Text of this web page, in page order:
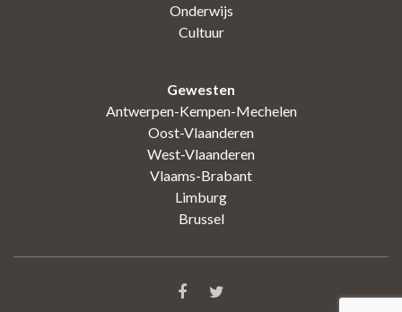
Onderwijs
Cultuur
Gewesten
Antwerpen-Kempen-Mechelen
Oost-Vlaanderen
West-Vlaanderen
Vlaams-Brabant
Limburg
Brussel